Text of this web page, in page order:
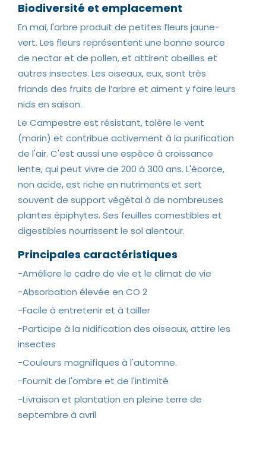
Biodiversité et emplacement
En mai, l'arbre produit de petites fleurs jaune-
vert. Les fleurs représentent une bonne source
de nectar et de pollen, et attirent abeilles et
autres insectes. Les oiseaux, eux, sont très
friands des fruits de l’arbre et aiment y faire leurs
nids en saison.
Le Campestre est résistant, tolère le vent
(marin) et contribue activement à la purification
de l'air. C'est aussi une espèce à croissance
lente, qui peut vivre de 200 à 300 ans. L'écorce,
non acide, est riche en nutriments et sert
souvent de support végétal à de nombreuses
plantes épiphytes. Ses feuilles comestibles et
digestibles nourrissent le sol alentour.
Principales caractéristiques
-Améliore le cadre de vie et le climat de vie
-Absorbation élevée en CO 2
-Facile à entretenir et à tailler
-Participe à la nidification des oiseaux, attire les
insectes
-Couleurs magnifiques à l'automne.
-Fournit de l'ombre et de l'intimité
-Livraison et plantation en pleine terre de
septembre à avril